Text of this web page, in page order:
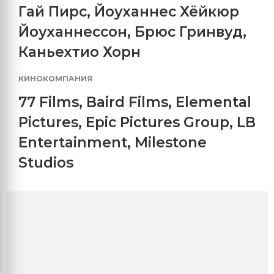
Гай Пирс, Йоуханнес Хёйкюр
Йоуханнессон, Брюс Гринвуд,
Каньехтио Хорн
КИНОКОМПАНИЯ
77 Films, Baird Films, Elemental
Pictures, Epic Pictures Group, LB
Entertainment, Milestone
Studios